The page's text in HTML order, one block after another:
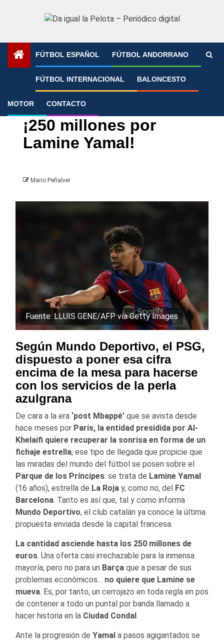
FÚTBOL ESPAÑOL FÚTBOL ANDORRANO
FÚTBOL INTERNACIONAL BALONCESTO
MOTOR CONTACTO
»
FC Barcelona Fútbol Internacional
¡250 millones por
Lamine Yamal!
Mario Peñalver
Fuente: LLUIS GENE/AFP vía Getty Images
Según Mundo Deportivo, el PSG,
dispuesto a poner esa cifra
encima de la mesa para hacerse
con los servicios de la perla
azulgrana
De cara a la era ‘post Mbappé’ que se avista desde
hace meses por París, la entidad presidida por Al-
Khelaifi quiere recuperar la sonrisa en forma de un
fichaje estrella, ese tipo de llegada que propicie que
las miradas del mundo del fútbol se posen sobre el
Parque de los Príncipes: se trata de Lamine Yamal
(16 años), estrella de La Roja y, como no, del FC
Barcelona. Tanto es así que, tal y como informa
Mundo Deportivo, el club catalán ya conoce la última
propuesta enviada desde la capital francesa.
La cantidad asciende hasta los 250 millones de
euros. Una oferta casi irrechazable para la inmensa
mayoría, pero no para un Barça que a pesar de sus
problemas económicos… no quiere que Lamine se
mueva. Es, por tanto, un cerrojazo en toda regla en pos
de contener a todo un puntal por banda llamado a
hacer historia en la Ciudad Condal.
Ante la progresión de Yamal a pasos agigantados se